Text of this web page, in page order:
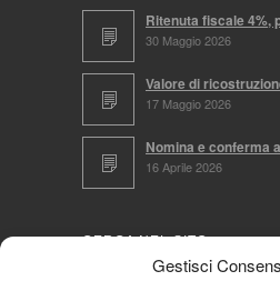
Gestisci
Ritenuta fiscale 4%,
30 Maggio 2026
Valore di
17 Maggio 2026
Nomina e conferma
16 Aprile 2026
CERCA NEL SITO